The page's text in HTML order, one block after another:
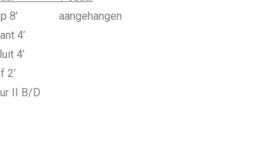
8’ aangehangen
4’
4’
2’
II B/D